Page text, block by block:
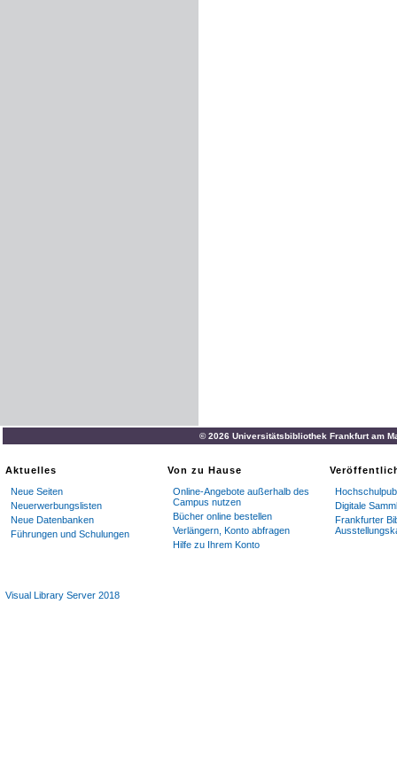
© 2026 Universitätsbibliothek Frankfurt am
Aktuelles
Neue Seiten
Neuerwerbungslisten
Neue Datenbanken
Führungen und Schulungen
Von zu Hause
Online-Angebote außerhalb des
Campus nutzen
Bücher online bestellen
Verlängern, Konto abfragen
Hilfe zu Ihrem Konto
Digitale
Frankfurter
Visual Library Server 2018